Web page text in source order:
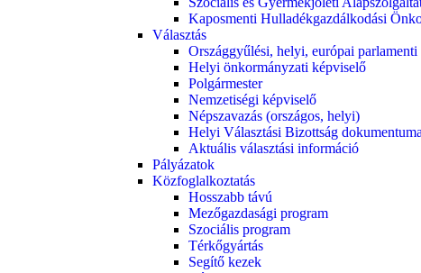
Kaposmenti Hulladékgazdálkodási
Választás
Országgyűlési, helyi, európai parlamenti
Helyi önkormányzati képviselő
Polgármester
Nemzetiségi képviselő
Népszavazás (országos, helyi)
Helyi Választási Bizottság
Aktuális választási információ
Pályázatok
Közfoglalkoztatás
Hosszabb távú
Mezőgazdasági program
Szociális program
Térkőgyártás
Segítő kezek